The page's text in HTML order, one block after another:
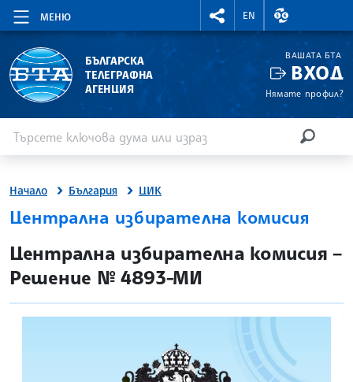
МЕНЮ
RIGHTMENU.SOCIAL
EN
ВАЛУТНИ
БЪЛГАРСКА
ТЕЛЕГРАФНА
АГЕНЦИЯ
ВАШАТА БТА
ВХОД
Нямате профил?
Начало България ЦИК
Централна избирателна комисия
site.bta
Централна избирателна комисия –
Решение № 4893-МИ